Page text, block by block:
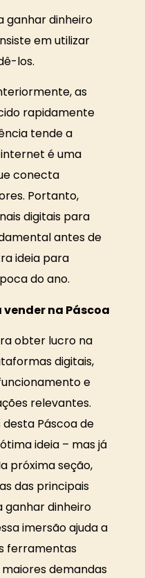
ganhar dinheiro
em utilizar
los.
as
rapidamente
tende a
é uma
conecta
Portanto,
digitais para
antes de
ideia para
do ano.
na Páscoa
obter lucro na
digitais,
e
relevantes.
Páscoa de
ideia – mas já
próxima seção,
das principais
ganhar dinheiro
imersão ajuda a
ferramentas
demandas